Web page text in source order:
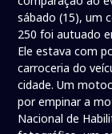
sábado (15), um
250 foi autuado
Ele estava com
carroceria do
cidade. Um
por empinar a
Nacional de